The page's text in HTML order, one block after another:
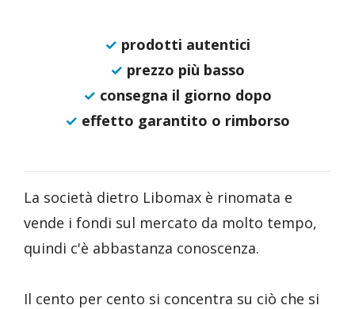
✓ prodotti autentici
✓ prezzo più basso
✓ consegna il giorno dopo
✓ effetto garantito o rimborso
La società dietro Libomax è rinomata e
vende i fondi sul mercato da molto tempo,
quindi c'è abbastanza conoscenza.
Il cento per cento si concentra su ciò che si